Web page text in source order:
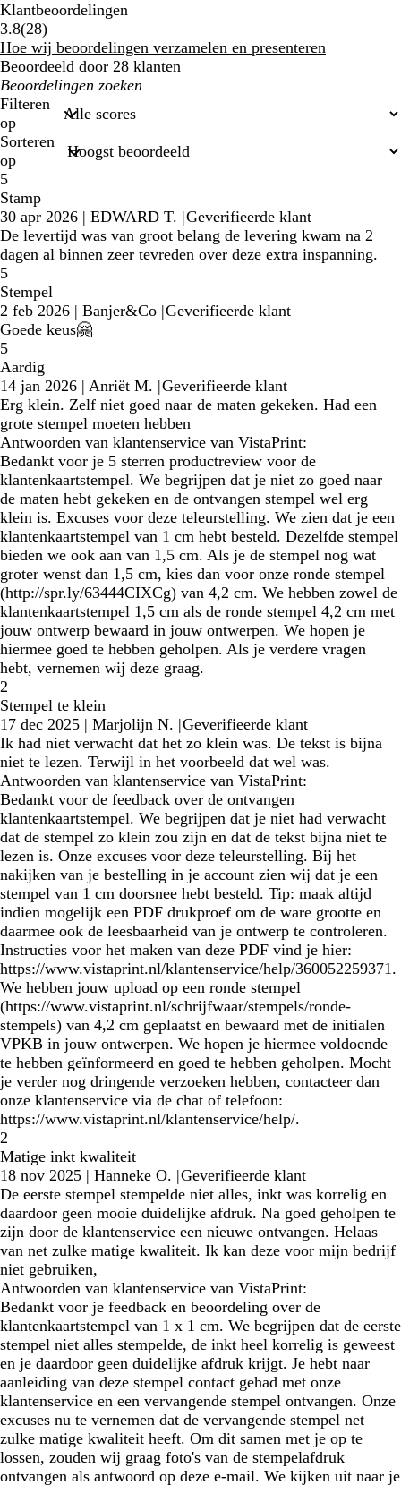
Klantbeoordelingen
3.8(2828
klantbeoordelingen
)
Hoe wij beoordelingen verzamelen en presenteren
Beoordeeld door 28 klanten
Mijn
zoekopdrachten
Filteren
op
Sorteren
op
5
Stamp
30 apr 2026 | EDWARD T. |Geverifieerde klant
De levertijd was van groot belang de levering kwam na 2
dagen al binnen zeer tevreden over deze extra inspanning.
5
Stempel
2 feb 2026 | Banjer&Co |Geverifieerde klant
Goede keus🤗
5
Aardig
14 jan 2026 | Anriët M. |Geverifieerde klant
Erg klein. Zelf niet goed naar de maten gekeken. Had een
grote stempel moeten hebben
Antwoorden van klantenservice van VistaPrint:
Bedankt voor je 5 sterren productreview voor de
klantenkaartstempel. We begrijpen dat je niet zo goed naar
de maten hebt gekeken en de ontvangen stempel wel erg
klein is. Excuses voor deze teleurstelling. We zien dat je een
klantenkaartstempel van 1 cm hebt besteld. Dezelfde stempel
bieden we ook aan van 1,5 cm. Als je de stempel nog wat
groter wenst dan 1,5 cm, kies dan voor onze ronde stempel
(http://spr.ly/63444CIXCg) van 4,2 cm. We hebben zowel de
klantenkaartstempel 1,5 cm als de ronde stempel 4,2 cm met
jouw ontwerp bewaard in jouw ontwerpen. We hopen je
hiermee goed te hebben geholpen. Als je verdere vragen
hebt, vernemen wij deze graag.
2
Stempel te klein
17 dec 2025 | Marjolijn N. |Geverifieerde klant
Ik had niet verwacht dat het zo klein was. De tekst is bijna
niet te lezen. Terwijl in het voorbeeld dat wel was.
Antwoorden van klantenservice van VistaPrint:
Bedankt voor de feedback over de ontvangen
klantenkaartstempel. We begrijpen dat je niet had verwacht
dat de stempel zo klein zou zijn en dat de tekst bijna niet te
lezen is. Onze excuses voor deze teleurstelling. Bij het
nakijken van je bestelling in je account zien wij dat je een
stempel van 1 cm doorsnee hebt besteld. Tip: maak altijd
indien mogelijk een PDF drukproef om de ware grootte en
daarmee ook de leesbaarheid van je ontwerp te controleren.
Instructies voor het maken van deze PDF vind je hier:
https://www.vistaprint.nl/klantenservice/help/360052259371.
We hebben jouw upload op een ronde stempel
(https://www.vistaprint.nl/schrijfwaar/stempels/ronde-
stempels) van 4,2 cm geplaatst en bewaard met de initialen
VPKB in jouw ontwerpen. We hopen je hiermee voldoende
te hebben geïnformeerd en goed te hebben geholpen. Mocht
je verder nog dringende verzoeken hebben, contacteer dan
onze klantenservice via de chat of telefoon:
https://www.vistaprint.nl/klantenservice/help/.
2
Matige inkt kwaliteit
18 nov 2025 | Hanneke O. |Geverifieerde klant
De eerste stempel stempelde niet alles, inkt was korrelig en
daardoor geen mooie duidelijke afdruk. Na goed geholpen te
zijn door de klantenservice een nieuwe ontvangen. Helaas
van net zulke matige kwaliteit. Ik kan deze voor mijn bedrijf
niet gebruiken,
Antwoorden van klantenservice van VistaPrint:
Bedankt voor je feedback en beoordeling over de
klantenkaartstempel van 1 x 1 cm. We begrijpen dat de eerste
stempel niet alles stempelde, de inkt heel korrelig is geweest
en je daardoor geen duidelijke afdruk krijgt. Je hebt naar
aanleiding van deze stempel contact gehad met onze
klantenservice en een vervangende stempel ontvangen. Onze
excuses nu te vernemen dat de vervangende stempel net
zulke matige kwaliteit heeft. Om dit samen met je op te
lossen, zouden wij graag foto's van de stempelafdruk
ontvangen als antwoord op deze e-mail. We kijken uit naar je